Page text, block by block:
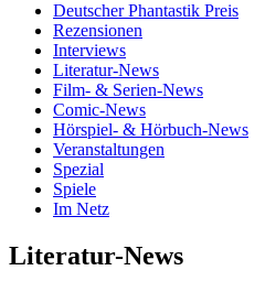
Deutscher Phantastik Preis
Rezensionen
Interviews
Literatur-News
Film- & Serien-News
Comic-News
Hörspiel- & Hörbuch-News
Veranstaltungen
Spezial
Spiele
Im Netz
Literatur-News